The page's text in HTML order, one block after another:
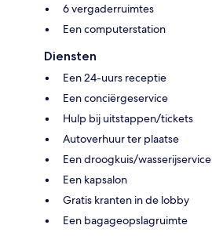
6 vergaderruimtes
Een computerstation
Diensten
Een 24-uurs receptie
Een conciërgeservice
Hulp bij uitstappen/tickets
Autoverhuur ter plaatse
Een droogkuis/wasserijservice
Een kapsalon
Gratis kranten in de lobby
Een bagageopslagruimte